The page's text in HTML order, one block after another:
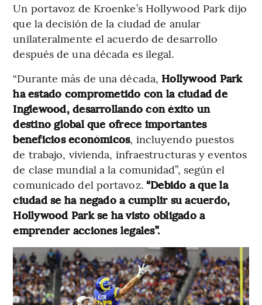
Un portavoz de Kroenke’s Hollywood Park dijo
que la decisión de la ciudad de anular
unilateralmente el acuerdo de desarrollo
después de una década es ilegal.
“Durante más de una década, Hollywood Park
ha estado comprometido con la ciudad de
Inglewood, desarrollando con éxito un
destino global que ofrece importantes
beneficios económicos, incluyendo puestos
de trabajo, vivienda, infraestructuras y eventos
de clase mundial a la comunidad”, según el
comunicado del portavoz. “Debido a que la
ciudad se ha negado a cumplir su acuerdo,
Hollywood Park se ha visto obligado a
emprender acciones legales”.